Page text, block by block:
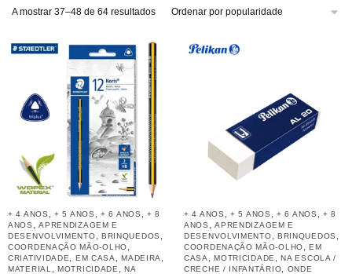
A mostrar 37–48 de 64 resultados
+ 4 ANOS ,+ 5 ANOS ,+ 6 ANOS ,+ 8
ANOS
,APRENDIZAGEM E
DESENVOLVIMENTO
BRINQUEDOS
COORDENAÇÃO MÃO-OLHO
CRIATIVIDADE EM CASA ,MADEIRA
MATERIAL ,MOTRICIDADE ,NA
+ 4 ANOS ,+ 5 ANOS ,+ 6 ANOS ,+ 8
ANOS
,APRENDIZAGEM E
DESENVOLVIMENTO
BRINQUEDOS
COORDENAÇÃO MÃO-OLHO ,EM
CASA
,MOTRICIDADE ,NA ESCOLA /
CRECHE / INFANTÁRIO
ONDE